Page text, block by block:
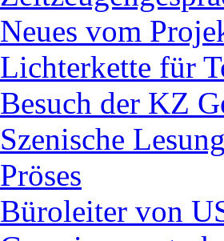
Neues vom
Lichterkette für
Besuch der KZ
Szenische
Pröses
Büroleiter von